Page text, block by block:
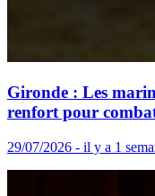
Gironde : Les
renfort pour
29/07/2026 - il y a 1